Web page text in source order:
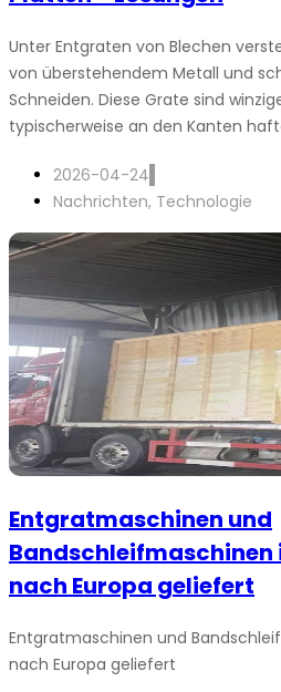
Unter Entgraten von Blechen
von überstehendem Metall und
Schneiden. Diese Grate sind
typischerweise an den Kanten
2026-04-24
Nachrichten, Technologie
Entgratmaschinen und
Bandschleifmaschinen
nach Europa geliefert
Entgratmaschinen und
nach Europa geliefert